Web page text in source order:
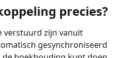
precies?
verstuurd zijn vanuit
gesynchroniseerd